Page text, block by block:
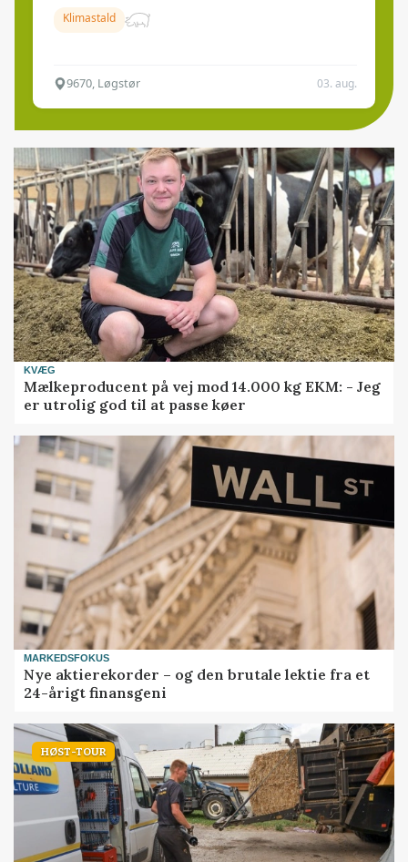
Klimastald
9670, Løgstør 03. aug.
KVÆG
Mælkeproducent på vej mod 14.000 kg EKM: - Jeg
er utrolig god til at passe køer
MARKEDSFOKUS
Nye aktierekorder – og den brutale lektie fra et
24-årigt finansgeni
HØST-TOUR